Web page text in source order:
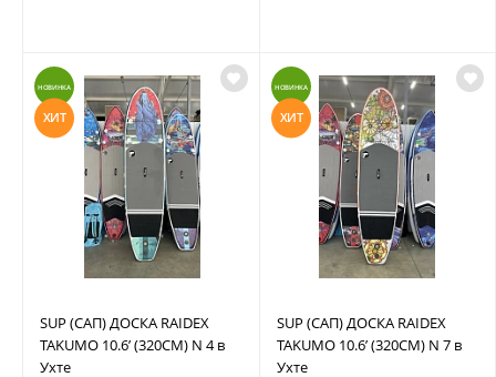
НОВИНКА
ХИТ
SUP (САП) ДОСКА RAIDEX
TAKUMO 10.6’ (320СМ) N 4 в
Ухте
НОВИНКА
ХИТ
SUP (САП) ДОСКА RAIDEX
TAKUMO 10.6’ (320СМ) N 7 в
Ухте